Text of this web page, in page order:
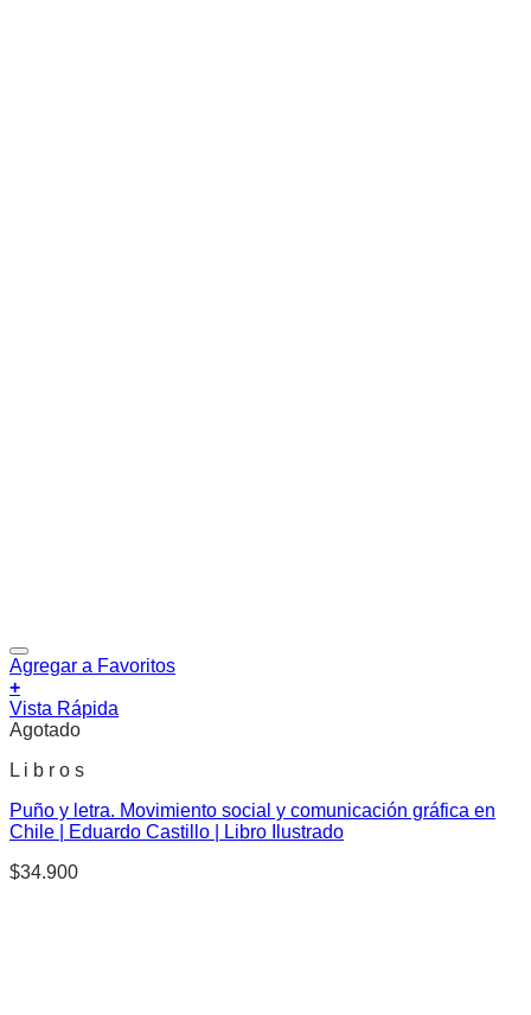
Agregar a Favoritos
+
Vista Rápida
Agotado
L i b r o s
Puño y letra. Movimiento social y comunicación gráfica en
Chile | Eduardo Castillo | Libro Ilustrado
$34.900